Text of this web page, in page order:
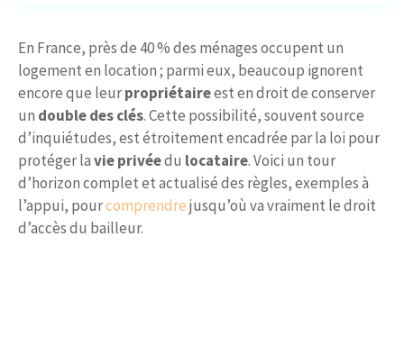
En France, près de 40 % des ménages occupent un
logement en location ; parmi eux, beaucoup ignorent
encore que leurpropriétaireest en droit de conserver
un double des clés. Cette possibilité, souvent source
d’inquiétudes, est étroitement encadrée par la loi pour
protéger lavie privéedu locataire. Voici un tour
d’horizon complet et actualisé des règles, exemples à
l’appui, pourcomprendrejusqu’où va vraiment le droit
d’accès du bailleur.